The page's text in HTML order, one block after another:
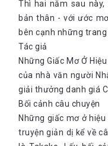
Thì hai năm sau
bản thân - với ước
bên cạnh những trang
Tác giả
Những Giấc Mơ Ở
của nhà văn người
giải thưởng danh giá
Bối cảnh câu chuyện
Những giấc mơ ở
truyện giản dị kể về